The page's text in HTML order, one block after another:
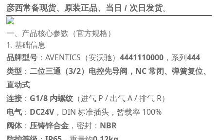
彦西常备现货、原装正品、当日 / 次日发货。
一、产品核心参数（官方规格）
1. 基础信息
品牌型号 ：AVENTICS（安沃驰）4441110000 ，系列444
类型 ：二位三通（3/2）电控先导阀，NC 常闭、弹簧复位、
直动式
连接 ： G1/8 内螺纹 （进气 P / 出气 A / 排气 R）
电气 ： DC24V，DIN 标准插头，暂载率 100%
阀体：压铸锌合金 ，密封： NBR